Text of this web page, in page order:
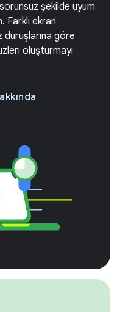
şekilde uyum
Farklı ekran
göre
oluşturmayı